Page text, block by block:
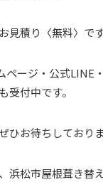
見積り〈無料〉です
ページ・公式LINE
受付中です。
ひお待ちしており
浜松市屋根葺き替